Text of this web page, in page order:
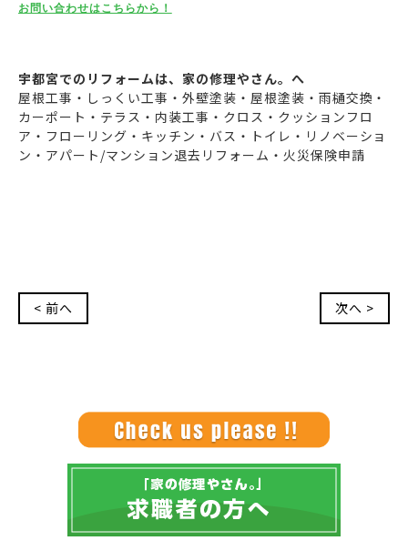
お問い合わせはこちらから！
宇都宮でのリフォームは、家の修理やさん。へ
屋根工事・しっくい工事・外壁塗装・屋根塗装・雨樋交換・
カーポート・テラス・内装工事・クロス・クッションフロ
ア・フローリング・キッチン・バス・トイレ・リノベーショ
ン・アパート/マンション退去リフォーム・火災保険申請
< 前へ 次へ >